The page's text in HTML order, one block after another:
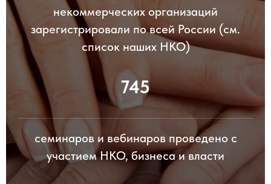
некоммерческих организаций
зарегистрировали по всей России (см.
список наших НКО)
745
семинаров и вебинаров проведено с
участием НКО, бизнеса и власти